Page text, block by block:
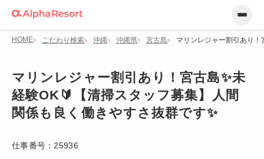
HOME こだわり検索 沖縄 沖縄県 宮古島 マリンレジャー割引あり
マリンレジャー割引あり！宮古島✨未
経験OK🔰【清掃スタッフ募集】人間
関係も良く働きやすさ抜群です✨
仕事番号： 25936